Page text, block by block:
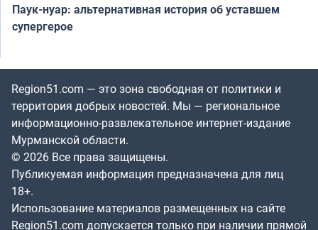
Паук-нуар: альтернативная история об уставшем
супергерое
Region51.com — это зона свободная от политики и
территория добрых новостей. Мы — региональное
информационно-развлекательное интернет-издание
Мурманской области.
© 2026 Все права защищены.
Публикуемая информация предназначена для лиц
18+.
Использование материалов размещенных на сайте
Region51.com допускается только при наличии прямой